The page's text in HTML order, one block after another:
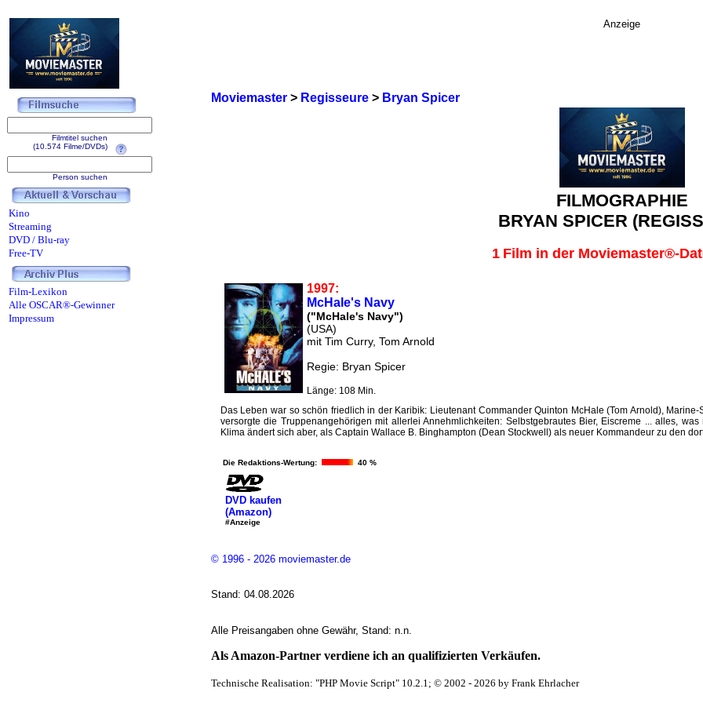
Moviemaster> Regisseure> Bryan Spicer
FILMOGRAPHIE
BRYAN SPICER
1 Film in der Moviemaster®-
1997:
McHale's Navy
("McHale's Navy")
(USA)
mit Tim Curry, Tom Arnold
Regie: Bryan Spicer
Länge: 108 Min.
Das Leben war so schön friedlich in der Karibik: Lieutenant Commander Quinton McHale (Tom Arnold),
versorgte die Truppenangehörigen mit allerlei Annehmlichkeiten: Selbstgebrautes Bier, Eiscreme ... alles,
Klima ändert sich aber, als Captain Wallace B. Binghampton (Dean Stockwell) als neuer Kommandeur zu den
Die Redaktions-Wertung: 40 %
DVD kaufen
(Amazon)
#Anzeige
© 1996 - 2026 moviemaster.de
Stand: 04.08.2026
Alle Preisangaben ohne Gewähr, Stand: n.n.
Als Amazon-Partner verdiene ich an qualifizierten Verkäufen.
Technische Realisation: "PHP Movie Script" 10.2.1; © 2002 - 2026 by Frank Ehrlacher
Anzeige
Filmtitel suchen
(10.574 Filme/DVDs)
Person suchen
Kino
Streaming
DVD / Blu-ray
Free-TV
Film-Lexikon
Alle OSCAR®-Gewinner
Impressum